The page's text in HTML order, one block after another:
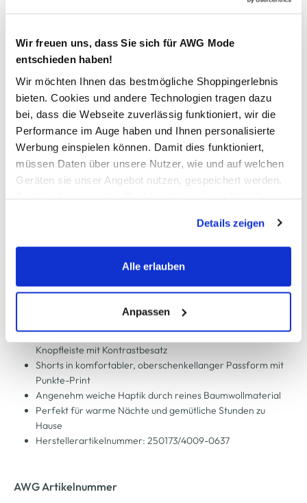
Wir freuen uns, dass Sie sich für AWG Mode
entschieden haben!
Wir möchten Ihnen das bestmögliche Shoppingerlebnis
bieten. Cookies und andere Technologien tragen dazu
bei, dass die Webseite zuverlässig funktioniert, wir die
Performance im Auge haben und Ihnen personalisierte
Werbung einspielen können. Damit dies funktioniert,
müssen Daten über unsere Nutzer, wie und auf welchen
Geräten sie unser Angebot nutzen, gespeichert werden.
werden, werden bei der Nutzung der Webseite auf jeden
Fall gesetzt. Cookies von Drittanbietern für Analyse- oder
Trackingzwecke werden nur dann aktiviert, wenn Sie das
erlauben" bzw. "Alle erlauben" klicken. Mehr dazu
(einschließlich der Möglichkeit, die Einwilligungserklärung
zu ändern oder zu widerrufen) erfahren Sie in unserem
Cookie-Hinweisbzw. derDatenschutzerklärung.
Details zeigen
Alle erlauben
Anpassen
In den Warenkorb
Schneller DHL Versand: in 1–3 Werktagen
Kostenfreie Rücksendung innerhalb 14 Tage
Kostenlose Filiallieferung in Ihre Wunschfiliale
Damen Pyjama
Bequemer Damen Pyjama von Götzburg
Kurzes Oberteil mit Rundhalsausschnitt und kurzer
Knopfleiste mit Kontrastbesatz
Shorts in komfortabler, oberschenkellanger Passform mit
Punkte-Print
Angenehm weiche Haptik durch reines Baumwollmaterial
Perfekt für warme Nächte und gemütliche Stunden zu
Hause
Herstellerartikelnummer: 250173/4009-0637
AWG Artikelnummer